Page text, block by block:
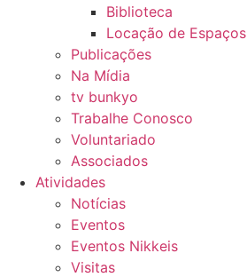
Biblioteca
Locação de Espaços
Publicações
Na Mídia
tv bunkyo
Trabalhe Conosco
Voluntariado
Associados
Atividades
Notícias
Eventos
Eventos Nikkeis
Visitas